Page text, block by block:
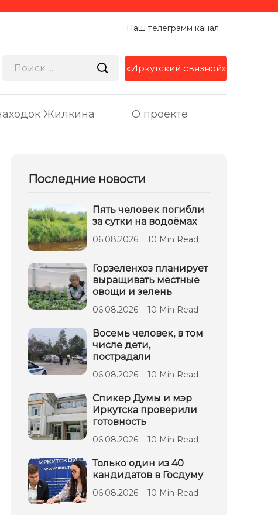
Наш телеграмм канал
«Иркутский связной»
Жилкина О проекте
Последние новости
Пять человек погибли
за сутки на водоёмах
06.08.2026 10 Min Read
Горзеленхоз планирует
выращивать местные
овощи и зелень
06.08.2026 10 Min Read
Восемь человек, в том
числе дети,
пострадали
06.08.2026 10 Min Read
Спикер Думы и мэр
Иркутска проверили
готовность
06.08.2026 10 Min Read
Только один из 40
кандидатов в Госдуму
06.08.2026 10 Min Read